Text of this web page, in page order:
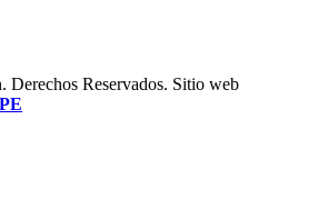
Derechos Reservados. Sitio web